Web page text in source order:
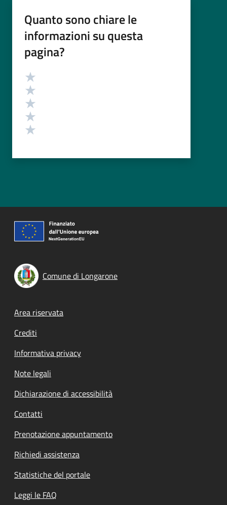
Quanto sono chiare le
informazioni su questa
pagina?
Valutazione
Comune di Longarone
Footer menu
Area riservata
Crediti
Informativa privacy
Note legali
Dichiarazione di accessibilità
Contatti
Prenotazione appuntamento
Richiedi assistenza
Statistiche del portale
Leggi le FAQ